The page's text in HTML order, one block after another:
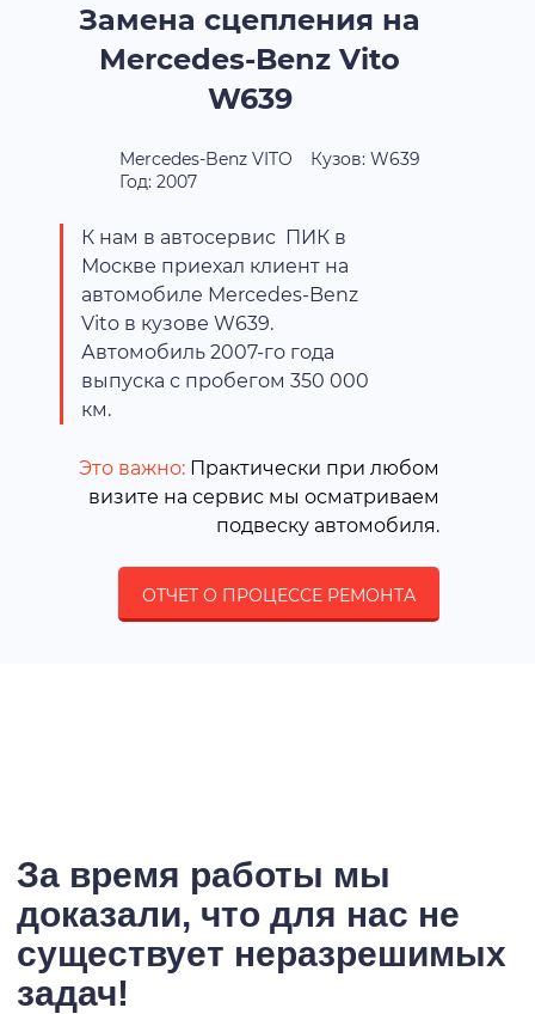
Замена сцепления на
Mercedes-Benz Vito
W639
Mercedes-Benz VITO
Кузов: W639
Год: 2007
К нам в автосервис ПИК в
Москве приехал клиент на
автомобиле Mercedes-Benz
Vito в кузове W639.
Автомобиль 2007-го года
выпуска с пробегом 350 000
км.
Это важно: Практически при любом
визите на сервис мы осматриваем
подвеску автомобиля.
ОТЧЕТ О ПРОЦЕССЕ РЕМОНТА
За время работы мы
доказали, что для нас не
существует неразрешимых
задач!